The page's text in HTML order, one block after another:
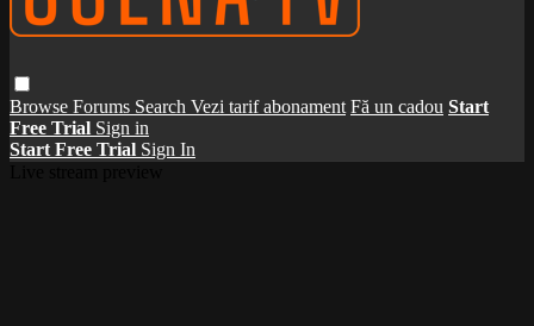
Browse Forums Search Vezi tarif abonament Fă un cadou Start
Free Trial Sign in
Start Free Trial Sign In